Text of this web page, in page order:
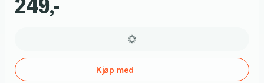
249,-
Kjøp med